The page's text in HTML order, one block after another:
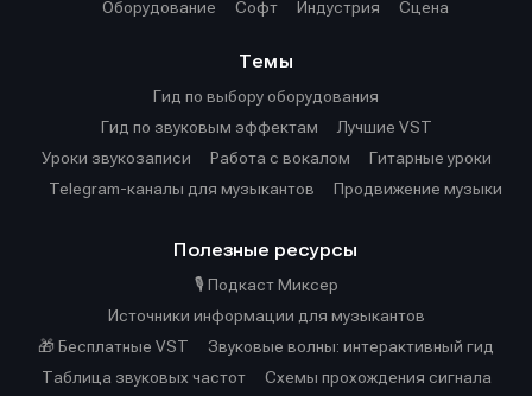
Оборудование
Софт Индустрия Сцена
Темы
Гид по выбору оборудования
Гид по звуковым эффектам
Лучшие VST
Уроки звукозаписи
Работа с вокалом
Гитарные уроки
Telegram-каналы для музыкантов
Продвижение музыки
Полезные ресурсы
🎙️ Подкаст Миксер
Источники информации для музыкантов
🎁 Бесплатные VST
Звуковые волны: интерактивный гид
Таблица звуковых частот
Cхемы прохождения сигнала